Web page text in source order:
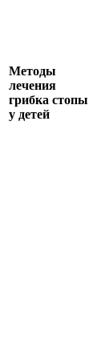
Методы
лечения
грибка стопы
у детей